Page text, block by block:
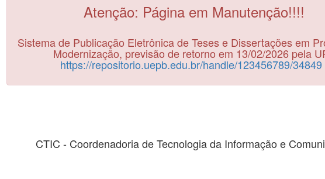
Atenção: Página em Manutenção!!!!
Sistema de Publicação Eletrônica de Teses e Dissertações em
Modernização, previsão de retorno em 13/02/2026 pela
https://repositorio.uepb.edu.br/handle/123456789/34849
CTIC - Coordenadoria de Tecnologia da Informação e